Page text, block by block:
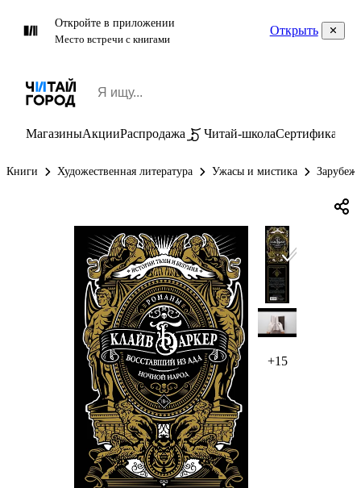
Откройте в приложении
Место встречи с книгами
Открыть
МагазиныАкцииРаспродажа Читай-школаСертификаты
Книги Художественная литература Ужасы и мистика
+15